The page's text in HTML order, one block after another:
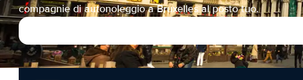
compagnie di autonoleggio a Bruxelles al posto tuo.